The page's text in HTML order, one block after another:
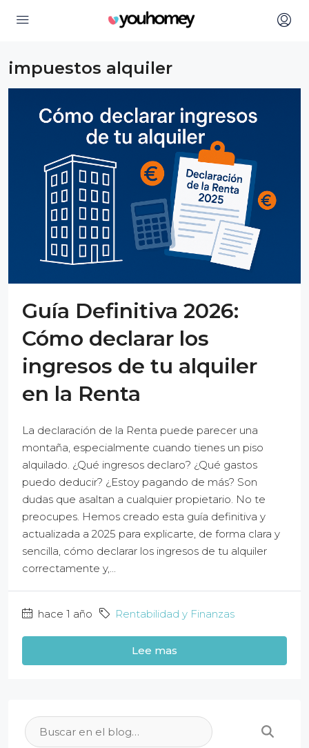
impuestos alquiler
Guía Definitiva 2026:
Cómo declarar los
ingresos de tu alquiler
en la Renta
La declaración de la Renta puede parecer una
montaña, especialmente cuando tienes un piso
alquilado. ¿Qué ingresos declaro? ¿Qué gastos
puedo deducir? ¿Estoy pagando de más? Son
dudas que asaltan a cualquier propietario. No te
preocupes. Hemos creado esta guía definitiva y
actualizada a 2025 para explicarte, de forma clara y
sencilla, cómo declarar los ingresos de tu alquiler
correctamente y,...
hace 1 año Rentabilidad y Finanzas
Lee mas